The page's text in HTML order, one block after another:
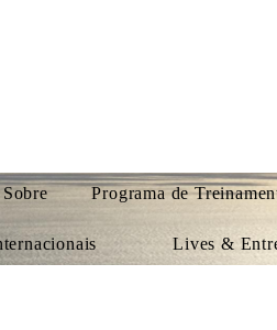
Sobre Programa de
Lives &